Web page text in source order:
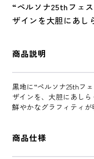
“ペルソナ25thフェ
ザインを大胆にあし
商品説明
黒地に“ペルソナ25thフ
ザインを、大胆にあしら
鮮やかなグラフィティが
商品仕様